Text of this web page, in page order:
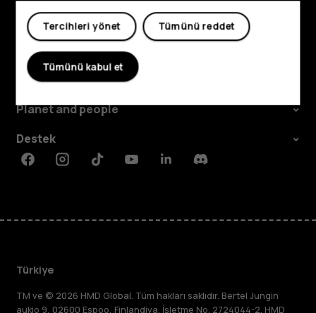
Keşfedin
Hakkında
Planet and people
Destek
FacebookInstagramTiktokYoutubeLinkedinDiscord
Türkiye
TM ve © 2026 HMD Global. Tüm hakları saklıdır. Bertel Jungin
aukio 9, 02600 Espoo, Finlandiya. İşletme No. 2724044-2. HMD
Tümünü reddet
Tercihleri yönet
Tümünü kabul et